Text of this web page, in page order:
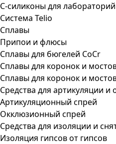
С-силиконы для лабораторий
Система Telio
Сплавы
Припои и флюсы
Сплавы для бюгелей CoCr
Сплавы для коронок и
Сплавы для коронок и
Средства для артикуляции и
Артикуляционный спрей
Окклюзионный спрей
Средства для изоляции и
Изоляция гипсов от гипсов